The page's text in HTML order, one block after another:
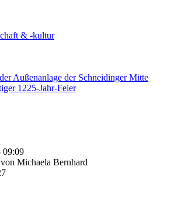
& -kultur
Außenanlage der Schneidinger Mitte
1225-Jahr-Feier
09:09
Michaela Bernhard